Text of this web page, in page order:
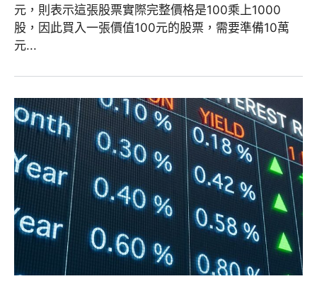
元，則表示這張股票實際完整價格是100乘上1000
股，因此買入一張價值100元的股票，需要準備10萬
元...